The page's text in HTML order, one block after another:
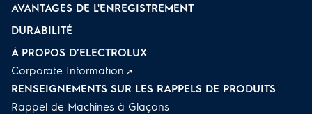
AVANTAGES DE L'ENREGISTREMENT
DURABILITÉ
À PROPOS D’ELECTROLUX
Corporate Information
RENSEIGNEMENTS SUR LES RAPPELS DE PRODUITS
Rappel de Machines à Glaçons